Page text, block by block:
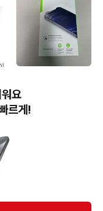
벨킨 아이폰12 프로맥스
사생활보호필름
. 전자상거래 등에서의
상품, 상품정보, 거래에 관한 책임은
에 대하여 책임을 지지 않습니다.
㈜에게 귀속합니다.
요
르게!